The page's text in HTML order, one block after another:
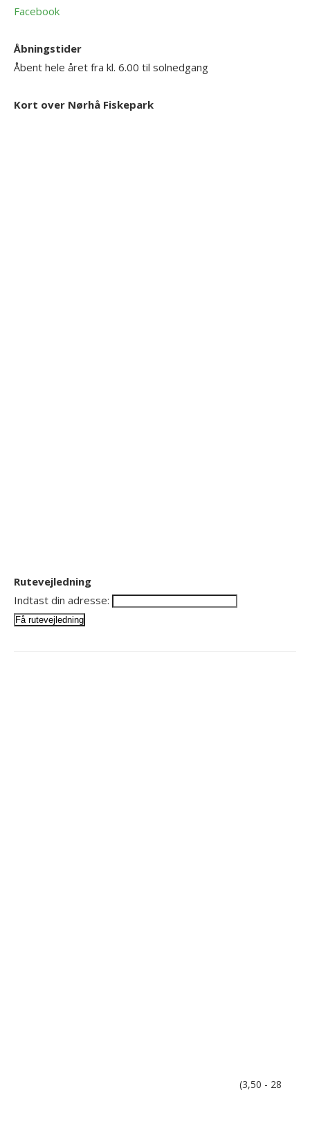
Facebook
Åbningstider
Åbent hele året fra kl. 6.00 til solnedgang
Kort over Nørhå Fiskepark
Rutevejledning
Indtast din adresse:
(3,50 - 28